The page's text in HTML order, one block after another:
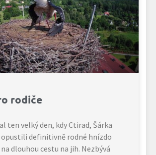
rodiče
ten velký den, kdy Ctirad, Šárka
opustili definitivně rodné hnízdo
dlouhou cestu na jih. Nezbývá